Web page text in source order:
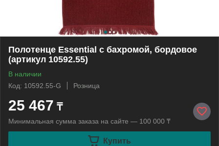
Полотенце Essential с бахромой, бордовое
(артикул 10592.55)
В наличии
Код: 10592.55-G
Розница
25 467 ₸
Минимальная сумма заказа на сайте — 100 000 ₸
Купить